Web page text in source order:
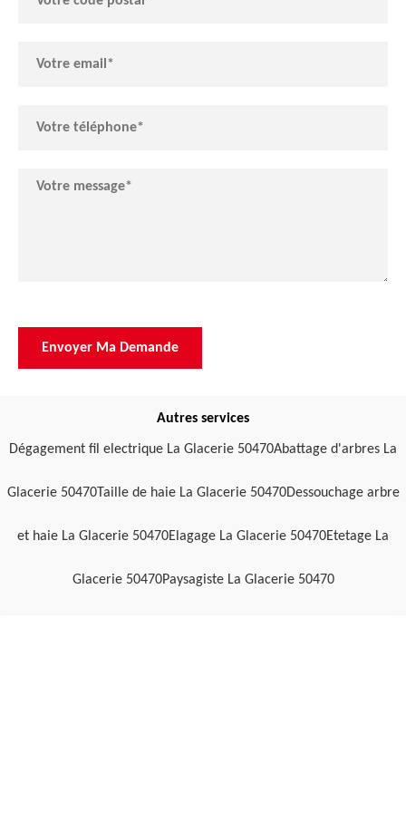
Autres services
Dégagement fil electrique La Glacerie 50470Abattage d'arbres La
Glacerie 50470Taille de haie La Glacerie 50470Dessouchage arbre
et haie La Glacerie 50470Elagage La Glacerie 50470Etetage La
Glacerie 50470Paysagiste La Glacerie 50470